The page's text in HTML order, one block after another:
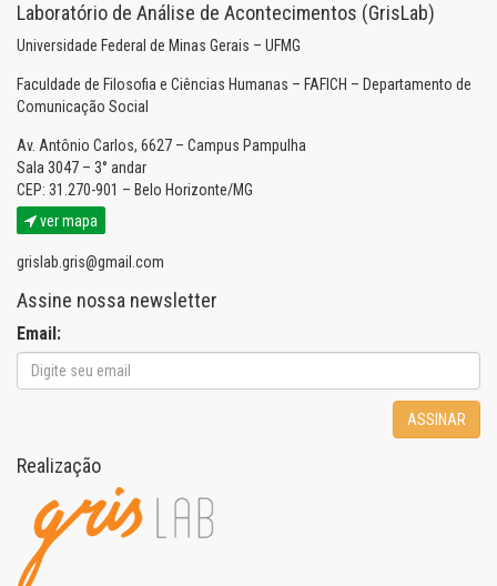
Laboratório de Análise de Acontecimentos (GrisLab)
Universidade Federal de Minas Gerais – UFMG
Faculdade de Filosofia e Ciências Humanas – FAFICH – Departamento de
Comunicação Social
Av. Antônio Carlos, 6627 – Campus Pampulha
Sala 3047 – 3° andar
CEP: 31.270-901 – Belo Horizonte/MG
ver mapa
grislab.gris@gmail.com
Assine nossa newsletter
Email:
ASSINAR
Realização